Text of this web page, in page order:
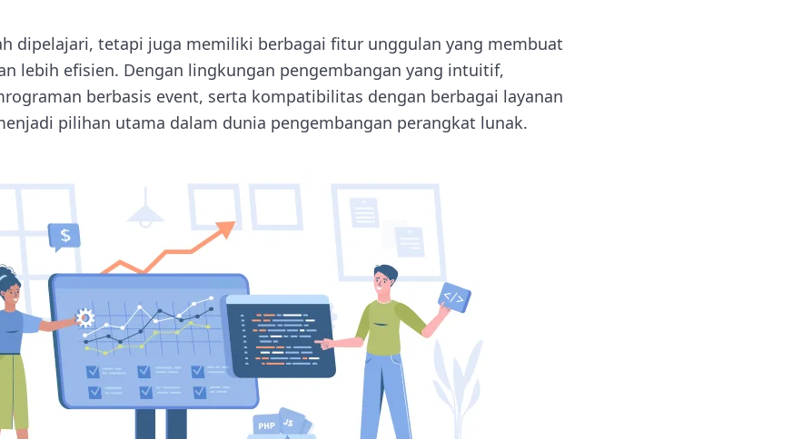
dipelajari, tetapi juga memiliki berbagai fitur unggulan yang membuat
lebih efisien. Dengan lingkungan pengembangan yang intuitif,
berbasis event, serta kompatibilitas dengan berbagai layanan
pilihan utama dalam dunia pengembangan perangkat lunak.